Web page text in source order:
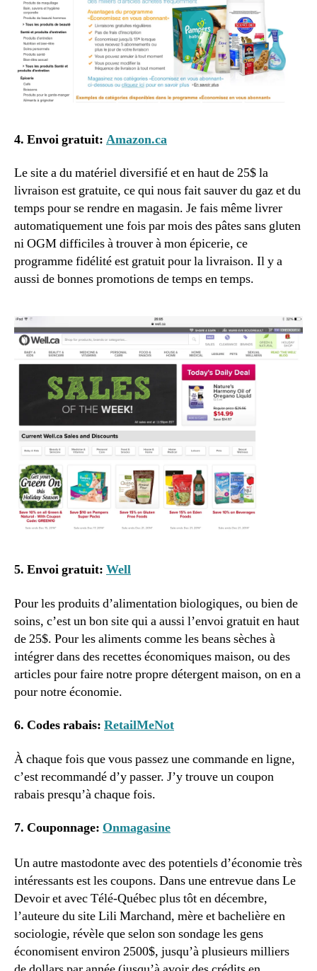
4. Envoi gratuit: Amazon.ca
Le site a du matériel diversifié et en haut de 25$ la
livraison est gratuite, ce qui nous fait sauver du gaz et du
temps pour se rendre en magasin. Je fais même livrer
automatiquement une fois par mois des pâtes sans gluten
ni OGM difficiles à trouver à mon épicerie, ce
programme fidélité est gratuit pour la livraison. Il y a
aussi de bonnes promotions de temps en temps.
5. Envoi gratuit: Well
Pour les produits d’alimentation biologiques, ou bien de
soins, c’est un bon site qui a aussi l’envoi gratuit en haut
de 25$. Pour les aliments comme les beans sèches à
intégrer dans des recettes économiques maison, ou des
articles pour faire notre propre détergent maison, on en a
pour notre économie.
6. Codes rabais: RetailMeNot
À chaque fois que vous passez une commande en ligne,
c’est recommandé d’y passer. J’y trouve un coupon
rabais presqu’à chaque fois.
7. Couponnage: Onmagasine
Un autre mastodonte avec des potentiels d’économie très
intéressants est les coupons. Dans une entrevue dans Le
Devoir et avec Télé-Québec plus tôt en décembre,
l’auteure du site Lili Marchand, mère et bachelière en
sociologie, révèle que selon son sondage les gens
économisent environ 2500$, jusqu’à plusieurs milliers